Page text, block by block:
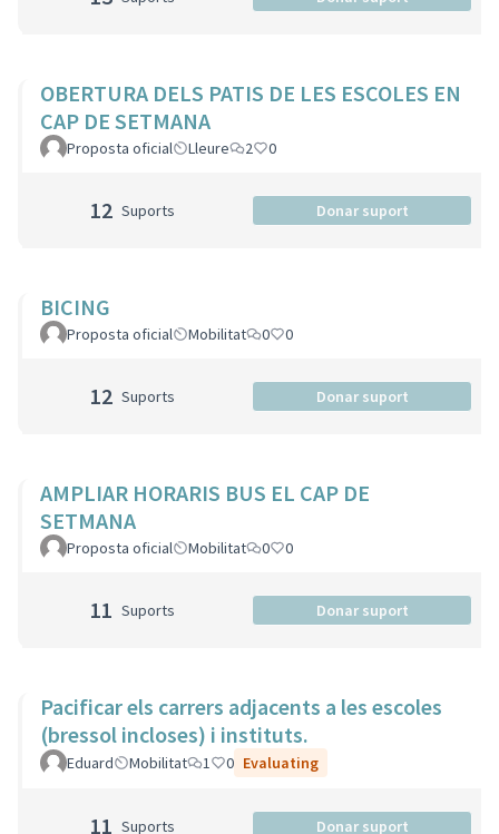
OBERTURA DELS PATIS DE LES ESCOLES EN
CAP DE SETMANA
Proposta oficial Lleure 2 0
12 Suports Donar suport
BICING
Proposta oficial Mobilitat 0 0
12 Suports Donar suport
AMPLIAR HORARIS BUS EL CAP DE
SETMANA
Proposta oficial Mobilitat 0 0
11 Suports Donar suport
Pacificar els carrers adjacents a les escoles
(bressol incloses) i instituts.
Eduard Mobilitat 1 0 Evaluating
11 Suports Donar suport